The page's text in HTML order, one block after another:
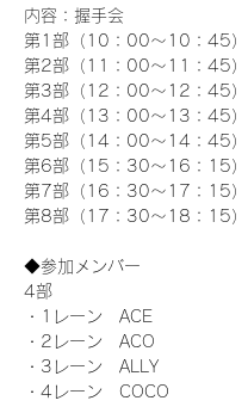
内容：握手会
第1部（10：00～10：45）
第2部（11：00～11：45）
第3部（12：00～12：45）
第4部（13：00～13：45）
第5部（14：00～14：45）
第6部（15：30～16：15）
第7部（16：30～17：15）
第8部（17：30～18：15）
◆参加メンバー
4部
・1レーン　ACE
・2レーン　ACO
・3レーン　ALLY
・4レーン　COCO